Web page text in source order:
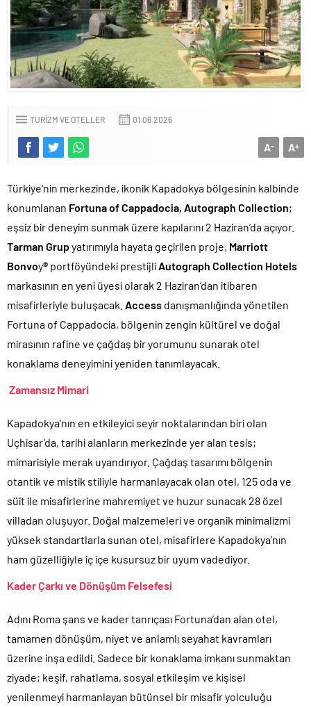
TURIZM VE OTELLER 01.06.2026
A+
A-
Türkiye’nin merkezinde, ikonik Kapadokya bölgesinin kalbinde
konumlanan Fortuna of Cappadocia, Autograph Collection;
eşsiz bir deneyim sunmak üzere kapılarını 2 Haziran’da açıyor.
Tarman Grupyatırımıyla hayata geçirilen proje, Marriott
Bonvoy® portföyündeki prestijli Autograph Collection Hotels
markasının en yeni üyesi olarak 2 Haziran’dan itibaren
misafirleriyle buluşacak. Access danışmanlığında yönetilen
Fortuna of Cappadocia, bölgenin zengin kültürel ve doğal
mirasının rafine ve çağdaş bir yorumunu sunarak otel
konaklama deneyimini yeniden tanımlayacak.
Zamansız Mimari
Kapadokya’nın en etkileyici seyir noktalarından biri olan
Uçhisar’da, tarihi alanların merkezinde yer alan tesis;
mimarisiyle merak uyandırıyor. Çağdaş tasarımı bölgenin
otantik ve mistik stiliyle harmanlayacak olan otel, 125 oda ve
süit ile misafirlerine mahremiyet ve huzur sunacak 28 özel
villadan oluşuyor. Doğal malzemeleri ve organik minimalizmi
yüksek standartlarla sunan otel, misafirlere Kapadokya’nın
ham güzelliğiyle iç içe kusursuz bir uyum vadediyor.
Kader Çarkı ve Dönüşüm Felsefesi
Adını Roma şans ve kader tanrıçası Fortuna’dan alan otel,
tamamen dönüşüm, niyet ve anlamlı seyahat kavramları
üzerine inşa edildi. Sadece bir konaklama imkanı sunmaktan
ziyade; keşif, rahatlama, sosyal etkileşim ve kişisel
yenilenmeyi harmanlayan bütünsel bir misafir yolculuğu